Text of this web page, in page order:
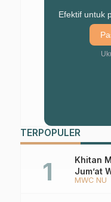
Efektif untuk
TERPOPULER
MWC NU
Khitan
Jum’at